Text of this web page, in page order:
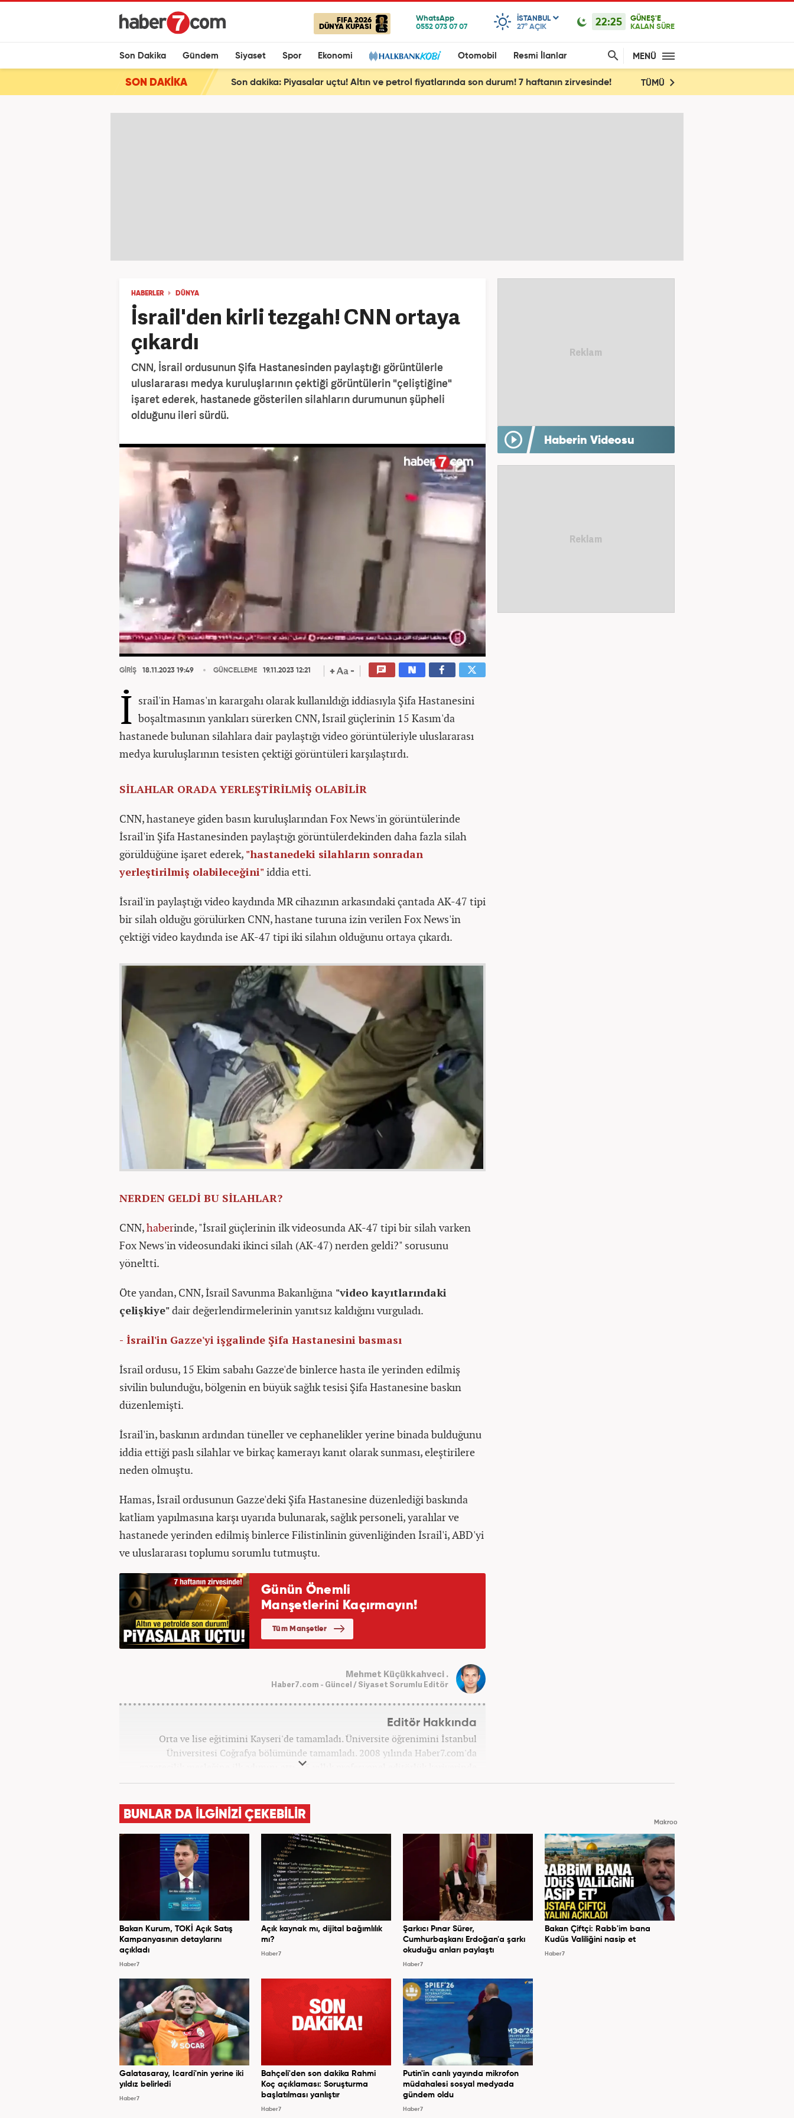
FIFA 2026
DÜNYA KUPASI
ISTANBUL
27° AÇIK 22:25
GÜNEŞ'E
KALAN SÜRE
Son Dakika Gündem Siyaset Spor Ekonomi Otomobil Resmi İlanlar MENÜ
SON DAKİKA Son dakika: Piyasalar uçtu! Altın ve petrol fiyatlarında son durum! 7 haftanın zirvesinde! TÜMÜ
HABERLER DÜNYA
İsrail'den kirli tezgah! CNN ortaya
çıkardı
CNN, İsrail ordusunun Şifa Hastanesinden paylaştığı görüntülerle
uluslararası medya kuruluşlarının çektiği görüntülerin "çeliştiğine"
işaret ederek, hastanede gösterilen silahların durumunun şüpheli
olduğunu ileri sürdü.
GİRİŞ 18.11.2023 19:49 GÜNCELLEME 19.11.2023 12:21
İ srail'in Hamas'ın karargahı olarak kullanıldığı iddiasıyla Şifa Hastanesini
boşaltmasının yankıları sürerken CNN, İsrail güçlerinin 15 Kasım'da
hastanede bulunan silahlara dair paylaştığı video görüntüleriyle uluslararası
medya kuruluşlarının tesisten çektiği görüntüleri karşılaştırdı.
SİLAHLAR ORADA YERLEŞTİRİLMİŞ OLABİLİR
CNN, hastaneye giden basın kuruluşlarından Fox News'in görüntülerinde
İsrail'in Şifa Hastanesinden paylaştığı görüntülerdekinden daha fazla silah
görüldüğüne işaret ederek, "hastanedeki silahların sonradan
yerleştirilmiş olabileceğini"iddia etti.
İsrail'in paylaştığı video kaydında MR cihazının arkasındaki çantada AK-47 tipi
bir silah olduğu görülürken CNN, hastane turuna izin verilen Fox News'in
çektiği video kaydında ise AK-47 tipi iki silahın olduğunu ortaya çıkardı.
NERDEN GELDİ BU SİLAHLAR?
CNN,haberinde, "İsrail güçlerinin ilk videosunda AK-47 tipi bir silah varken
Fox News'in videosundaki ikinci silah (AK-47) nerden geldi?" sorusunu
yöneltti.
Öte yandan, CNN, İsrail Savunma Bakanlığına "video kayıtlarındaki
çelişkiye"dair değerlendirmelerinin yanıtsız kaldığını vurguladı.
- İsrail'in Gazze'yi işgalinde Şifa Hastanesini basması
İsrail ordusu, 15 Ekim sabahı Gazze'de binlerce hasta ile yerinden edilmiş
sivilin bulunduğu, bölgenin en büyük sağlık tesisi Şifa Hastanesine baskın
düzenlemişti.
İsrail'in, baskının ardından tüneller ve cephanelikler yerine binada bulduğunu
iddia ettiği paslı silahlar ve birkaç kamerayı kanıt olarak sunması, eleştirilere
neden olmuştu.
Hamas, İsrail ordusunun Gazze'deki Şifa Hastanesine düzenlediği baskında
katliam yapılmasına karşı uyarıda bulunarak, sağlık personeli, yaralılar ve
hastanede yerinden edilmiş binlerce Filistinlinin güvenliğinden İsrail'i, ABD'yi
ve uluslararası toplumu sorumlu tutmuştu.
Mehmet Küçükkahveci .
Haber7.com - Güncel / Siyaset Sorumlu Editör
Editör Hakkında
Orta ve lise eğitimini Kayseri'de tamamladı. Üniversite öğrenimini İstanbul
Üniversitesi Coğrafya bölümünde tamamladı. 2008 yılında Haber7.com'da
gazetecilik mesleğine ilk adımını attı. 15 yıllık profesyonel editörlük kariyerinde
tüm kategorilerde görev yaptı. Meslek hayatına Haber7.com'da 'Güncel/Siyaset
Haberin Videosu
BUNLAR DA İLGİNİZİ ÇEKEBİLİR
Makroo
Bakan Kurum, TOKİ Açık Satış
Kampanyasının detaylarını
açıkladı
Haber7
Açık kaynak mı, dijital bağımlılık
mı?
Haber7
Şarkıcı Pınar Sürer,
Cumhurbaşkanı Erdoğan'a şarkı
okuduğu anları paylaştı
Haber7
Bakan Çiftçi: Rabb'im bana
Kudüs Valiliğini nasip et
Haber7
Galatasaray, Icardi'nin yerine iki
yıldız belirledi
Haber7
Bahçeli'den son dakika Rahmi
Koç açıklaması: Soruşturma
başlatılması yanlıştır
Haber7
Putin'in canlı yayında mikrofon
müdahalesi sosyal medyada
gündem oldu
Haber7